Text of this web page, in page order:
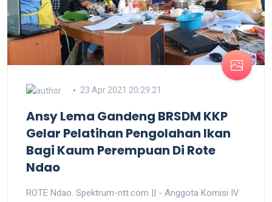
23 Apr 2021 20:29:21
Ansy Lema Gandeng BRSDM KKP
Gelar Pelatihan Pengolahan Ikan
Bagi Kaum Perempuan Di Rote
Ndao
ROTE Ndao. Spektrum-ntt.com || - Anggota Komisi IV